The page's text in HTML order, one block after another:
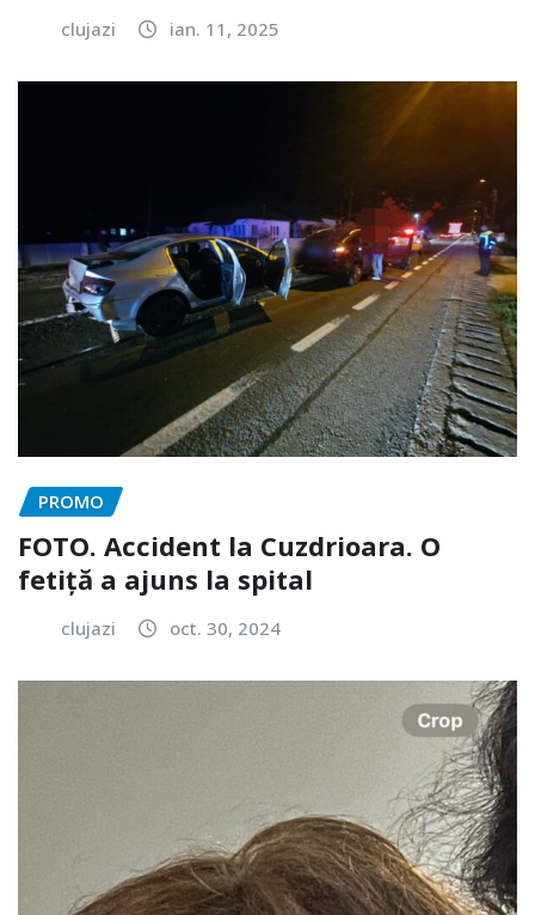
clujazi ian. 11, 2025
PROMO
FOTO. Accident la Cuzdrioara. O
fetiță a ajuns la spital
clujazi oct. 30, 2024